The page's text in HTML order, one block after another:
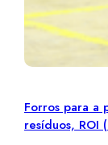
Forros para a
resíduos, ROI